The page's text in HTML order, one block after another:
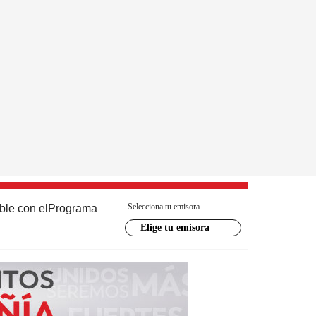
con el Programa Selecciona tu emisora
Elige tu emisora